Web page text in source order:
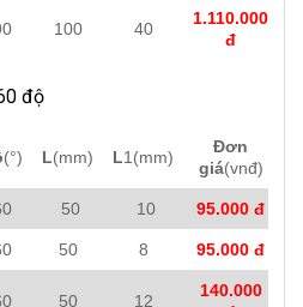
100 40
1.110.000
đ
(°) L(mm) L1(mm)
Đơn
giá(vnđ)
50 10 95.000 đ
50 8 95.000 đ
50 12
140.000